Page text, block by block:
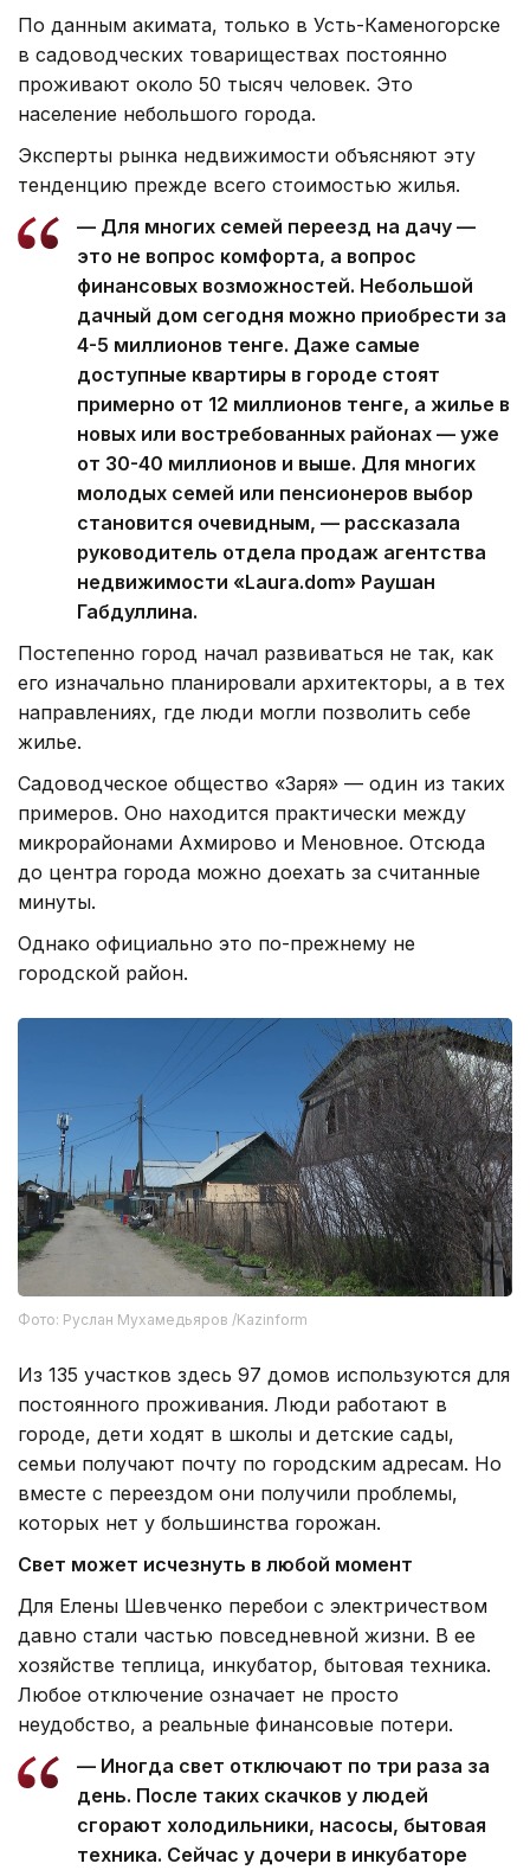
По данным акимата, только в Усть-Каменогорске
в садоводческих товариществах постоянно
проживают около 50 тысяч человек. Это
население небольшого города.
Эксперты рынка недвижимости объясняют эту
тенденцию прежде всего стоимостью жилья.
— Для многих семей переезд на дачу —
это не вопрос комфорта, а вопрос
финансовых возможностей. Небольшой
дачный дом сегодня можно приобрести за
4-5 миллионов тенге. Даже самые
доступные квартиры в городе стоят
примерно от 12 миллионов тенге, а жилье в
новых или востребованных районах — уже
от 30-40 миллионов и выше. Для многих
молодых семей или пенсионеров выбор
становится очевидным, — рассказала
руководитель отдела продаж агентства
недвижимости «Laura.dom» Раушан
Габдуллина.
Постепенно город начал развиваться не так, как
его изначально планировали архитекторы, а в тех
направлениях, где люди могли позволить себе
жилье.
Садоводческое общество «Заря» — один из таких
примеров. Оно находится практически между
микрорайонами Ахмирово и Меновное. Отсюда
до центра города можно доехать за считанные
минуты.
Однако официально это по-прежнему не
городской район.
Фото: Руслан Мухамедьяров /Kazinform
Из 135 участков здесь 97 домов используются для
постоянного проживания. Люди работают в
городе, дети ходят в школы и детские сады,
семьи получают почту по городским адресам. Но
вместе с переездом они получили проблемы,
которых нет у большинства горожан.
Свет может исчезнуть в любой момент
Для Елены Шевченко перебои с электричеством
давно стали частью повседневной жизни. В ее
хозяйстве теплица, инкубатор, бытовая техника.
Любое отключение означает не просто
неудобство, а реальные финансовые потери.
— Иногда свет отключают по три раза за
день. После таких скачков у людей
сгорают холодильники, насосы, бытовая
техника. Сейчас у дочери в инкубаторе